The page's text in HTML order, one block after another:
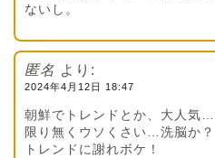
ないし。
匿名 より:
2024年4月12日 18:47
朝鮮でトレンドとか、大人気
限り無くウソくさい…洗脳か？
トレンドに謝れボケ！